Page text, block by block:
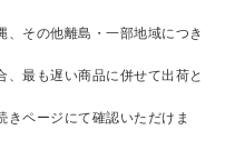
その他離島・一部地域につき
最も遅い商品に併せて出荷と
ページにて確認いただけま